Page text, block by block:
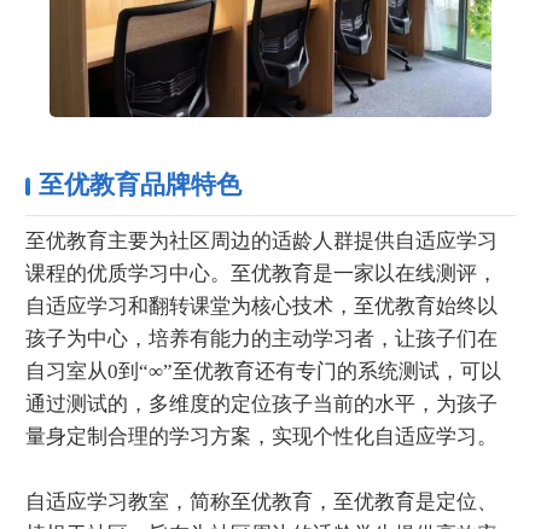
至优教育品牌特色
至优教育主要为社区周边的适龄人群提供自适应学习
课程的优质学习中心。至优教育是一家以在线测评，
自适应学习和翻转课堂为核心技术，至优教育始终以
孩子为中心，培养有能力的主动学习者，让孩子们在
自习室从0到“∞”至优教育还有专门的系统测试，可以
通过测试的，多维度的定位孩子当前的水平，为孩子
量身定制合理的学习方案，实现个性化自适应学习。
自适应学习教室，简称至优教育，至优教育是定位、